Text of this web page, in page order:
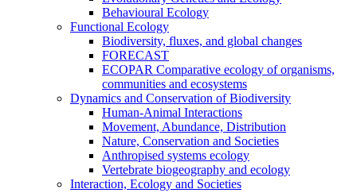
Behavioural Ecology
Functional Ecology
Biodiversity, fluxes, and global changes
FORECAST
ECOPAR Comparative ecology of organisms,
communities and ecosystems
Dynamics and Conservation of Biodiversity
Human-Animal Interactions
Movement, Abundance, Distribution
Nature, Conservation and Societies
Anthropised systems ecology
Vertebrate biogeography and ecology
Interaction, Ecology and Societies